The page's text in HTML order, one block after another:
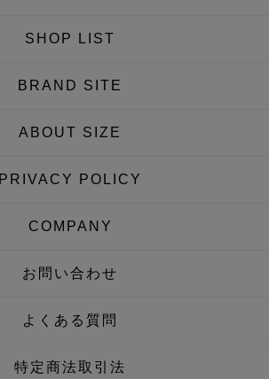
SHOP LIST
BRAND SITE
ABOUT SIZE
PRIVACY POLICY
COMPANY
お問い合わせ
よくある質問
特定商法取引法